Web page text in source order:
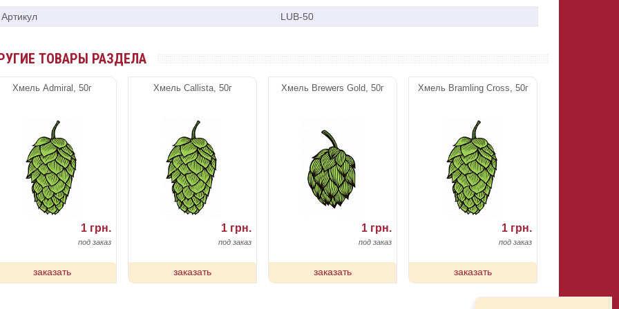
Артикул LUB-50
ТОВАРЫ РАЗДЕЛА
Хмель Admiral, 50г
1 грн.
под заказ
заказать
Хмель Callista, 50г
1 грн.
под заказ
заказать
Хмель Brewers Gold, 50г
1 грн.
под заказ
заказать
Хмель Bramling Cross, 50г
1 грн.
под заказ
заказать